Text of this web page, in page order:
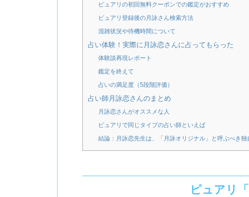
ピュアリの初回無料クーポンでの鑑定がおすすめ
ピュアリ登録後の月詠さん検索方法
混雑状況や待機時間について
占い体験！実際に月詠恋さんに占ってもらった
体験談再現レポート
鑑定を終えて
占いの満足度（5段階評価）
占い師月詠恋さんのまとめ
月詠恋さんがオススメな人
ピュアリで同じタイプの占い師といえば
結論：月詠恋先生は、「月詠オリジナル」と呼ぶべき
ピュアリ